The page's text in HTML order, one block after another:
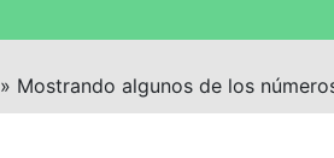
» Mostrando algunos de los